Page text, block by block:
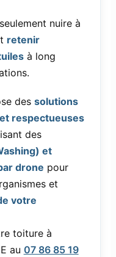
nuire à
retenir
à long
des solutions
respectueuses
des
et
drone pour
et
votre
toiture à
au 07 86 85 19